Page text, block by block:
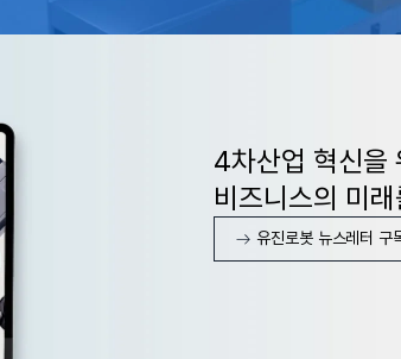
4차산업 혁신을
비즈니스의 미
유진로봇 뉴스레터 구